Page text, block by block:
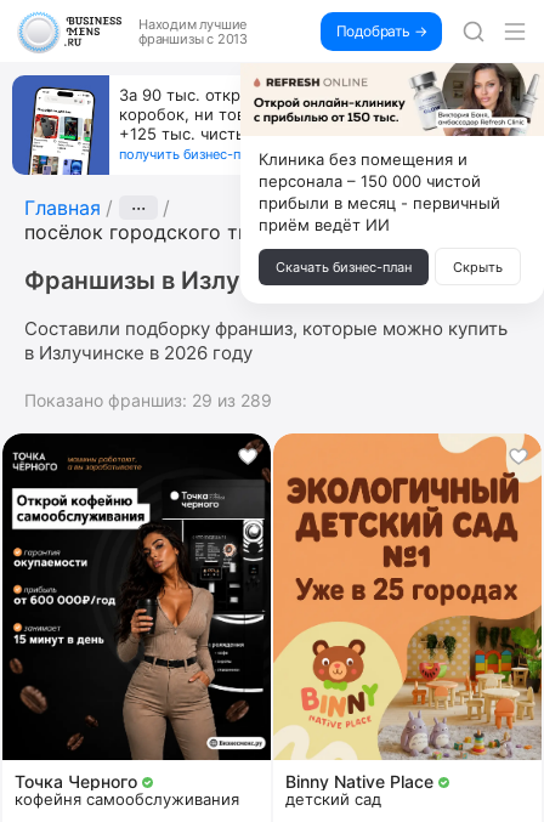
Находим лучшие
франшизы с 2013
Подобрать →
За 90 тыс. открой магазин на Авито, дома ни
коробок, ни товара, ни склада, зато каждый месяц
+125 тыс. чистыми
получить бизнес-план ↓
Главная
···
посёлок городского типа Излучинск
Франшизы в Излучинске
Составили подборку франшиз, которые можно купить
в Излучинске в 2026 году
Показано франшиз: 29 из 289
Точка Черного
кофейня самообслуживания
Binny Native Place
детский сад
Клиника без помещения и
персонала – 150 000 чистой
прибыли в месяц - первичный
приём ведёт ИИ
Скачать бизнес-план Скрыть